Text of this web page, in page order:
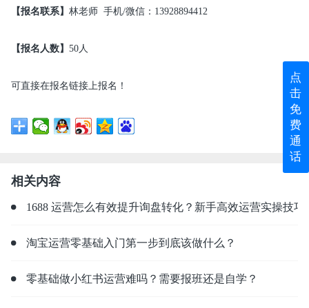
【报名联系】 林老师 手机/微信：13928894412
【报名人数】 50人
可直接在报名链接上报名！
相关内容
1688 运营怎么有效提升询盘转化？新手高效运营实操技巧
淘宝运营零基础入门第一步到底该做什么？
零基础做小红书运营难吗？需要报班还是自学？
点
击
免
费
通
话